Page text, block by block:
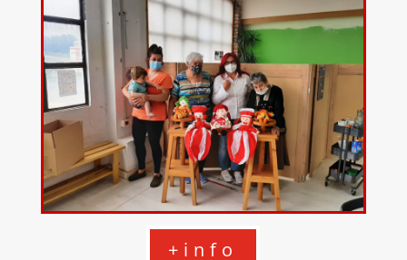
+info